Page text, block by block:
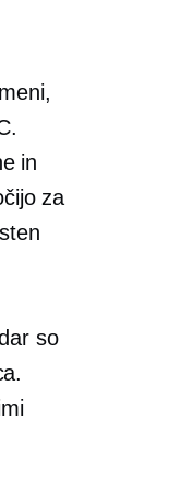
in
za
so